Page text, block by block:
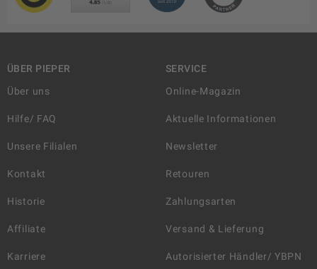
ÜBER PIEPER
Über uns
Hilfe/ FAQ
Unsere Filialen
Kontakt
Historie
Affiliate
Karriere
SERVICE
Online-Magazin
Aktuelle Informationen
Newsletter
Retouren
Zahlungsarten
Versand & Lieferung
Autorisierter Händler/ YBPN